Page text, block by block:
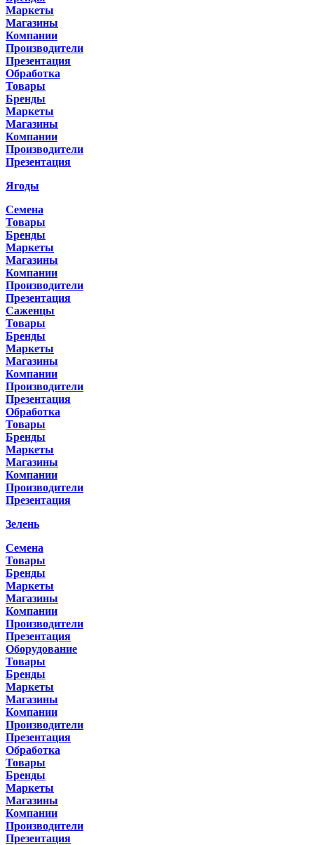
Маркеты
Магазины
Компании
Производители
Презентация
Обработка
Товары
Бренды
Маркеты
Магазины
Компании
Производители
Презентация
Ягоды
Семена
Товары
Бренды
Маркеты
Магазины
Компании
Производители
Презентация
Саженцы
Товары
Бренды
Маркеты
Магазины
Компании
Производители
Презентация
Обработка
Товары
Бренды
Маркеты
Магазины
Компании
Производители
Презентация
Зелень
Семена
Товары
Бренды
Маркеты
Магазины
Компании
Производители
Презентация
Оборудование
Товары
Бренды
Маркеты
Магазины
Компании
Производители
Презентация
Обработка
Товары
Бренды
Маркеты
Магазины
Компании
Производители
Презентация